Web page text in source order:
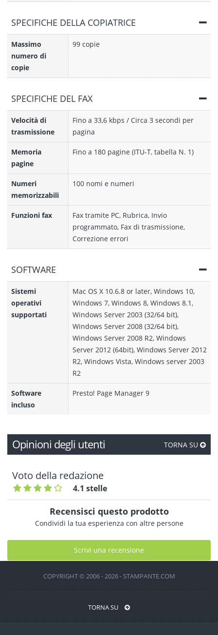
SPECIFICHE DELLA COPIATRICE
Massimo
numero di
copie
99 copie
SPECIFICHE DEL FAX
Velocità di
trasmissione
Fino a 33,6 kbps / Circa 3 secondi per
pagina
Memoria
pagine
Fino a 180 pagine (ITU-T, tabella N. 1)
Numeri
memorizzabili
100 nomi e numeri
Funzioni fax
Fax tramite PC, Rubrica, Invio
programmato, Fax di trasmissione,
Correzione errori
SOFTWARE
Sistemi
operativi
supportati
Mac OS X 10.6.8 or later, Windows 10,
Windows 7, Windows 8, Windows 8.1,
Windows Server 2003 (32/64 bit),
Windows Server 2008 (32/64 bit),
Windows Server 2008 R2, Windows
Server 2012 (64bit), Windows Server 2012
R2, Windows Vista, Windows server 2003
R2
Software
incluso
Presto! Page Manager 9
Opinioni degli utenti TORNA SU
Voto della redazione
4.1 stelle
Recensisci questo prodotto
Condividi la tua esperienza con altre persone
Scrivi una recensione
COPYRIGHT © 2006 - 2026 - STAMPANTE.COM
TORNA SU